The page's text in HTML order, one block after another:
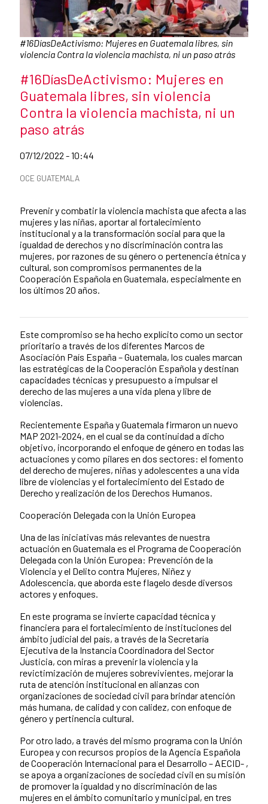
Pie de foto:
#16DíasDeActivismo: Mujeres en Guatemala libres, sin
violencia Contra la violencia machista, ni un paso atrás
Título de la noticia
#16DíasDeActivismo: Mujeres en
Guatemala libres, sin violencia
Contra la violencia machista, ni un
paso atrás
Fecha de publicación de la noticia
07/12/2022 - 10:44
Categorías de la noticia
OCE GUATEMALA
Prevenir y combatir la violencia machista que afecta a las
mujeres y las niñas, aportar al fortalecimiento
institucional y a la transformación social para que la
igualdad de derechos y no discriminación contra las
mujeres, por razones de su género o pertenencia étnica y
cultural, son compromisos permanentes de la
Cooperación Española en Guatemala, especialmente en
los últimos 20 años.
Contenido de la noticia
Este compromiso se ha hecho explícito como un sector
prioritario a través de los diferentes Marcos de
Asociación País España – Guatemala, los cuales marcan
las estratégicas de la Cooperación Española y destinan
capacidades técnicas y presupuesto a impulsar el
derecho de las mujeres a una vida plena y libre de
violencias.
Recientemente España y Guatemala firmaron un nuevo
MAP 2021-2024, en el cual se da continuidad a dicho
objetivo, incorporando el enfoque de género en todas las
actuaciones y como pilares en dos sectores: el fomento
del derecho de mujeres, niñas y adolescentes a una vida
libre de violencias y el fortalecimiento del Estado de
Derecho y realización de los Derechos Humanos.
Cooperación Delegada con la Unión Europea
Una de las iniciativas más relevantes de nuestra
actuación en Guatemala es el Programa de Cooperación
Delegada con la Unión Europea: Prevención de la
Violencia y el Delito contra Mujeres, Niñez y
Adolescencia, que aborda este flagelo desde diversos
actores y enfoques.
En este programa se invierte capacidad técnica y
financiera para el fortalecimiento de instituciones del
ámbito judicial del país, a través de la Secretaría
Ejecutiva de la Instancia Coordinadora del Sector
Justicia, con miras a prevenir la violencia y la
revictimización de mujeres sobrevivientes, mejorar la
ruta de atención institucional en alianzas con
organizaciones de sociedad civil para brindar atención
más humana, de calidad y con calidez, con enfoque de
género y pertinencia cultural.
Por otro lado, a través del mismo programa con la Unión
Europea y con recursos propios de la Agencia Española
de Cooperación Internacional para el Desarrollo – AECID- ,
se apoya a organizaciones de sociedad civil en su misión
de promover la igualdad y no discriminación de las
mujeres en el ámbito comunitario y municipal, en tres